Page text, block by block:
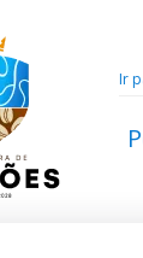
Ir